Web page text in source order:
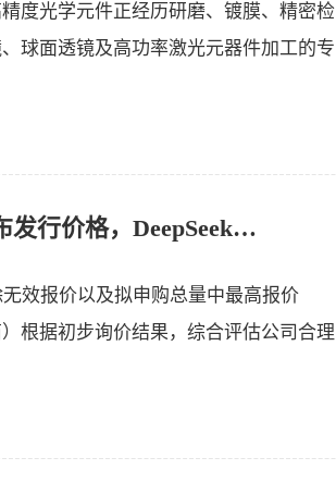
度光学元件正经历研磨、镀膜、精密检
球面透镜及高功率激光元器件加工的专
150.80元/股！宇树科技公布发行价格，DeepSeek、腾讯入围战略配售
效报价以及拟申购总量中最高报价
根据初步询价结果，综合评估公司合理